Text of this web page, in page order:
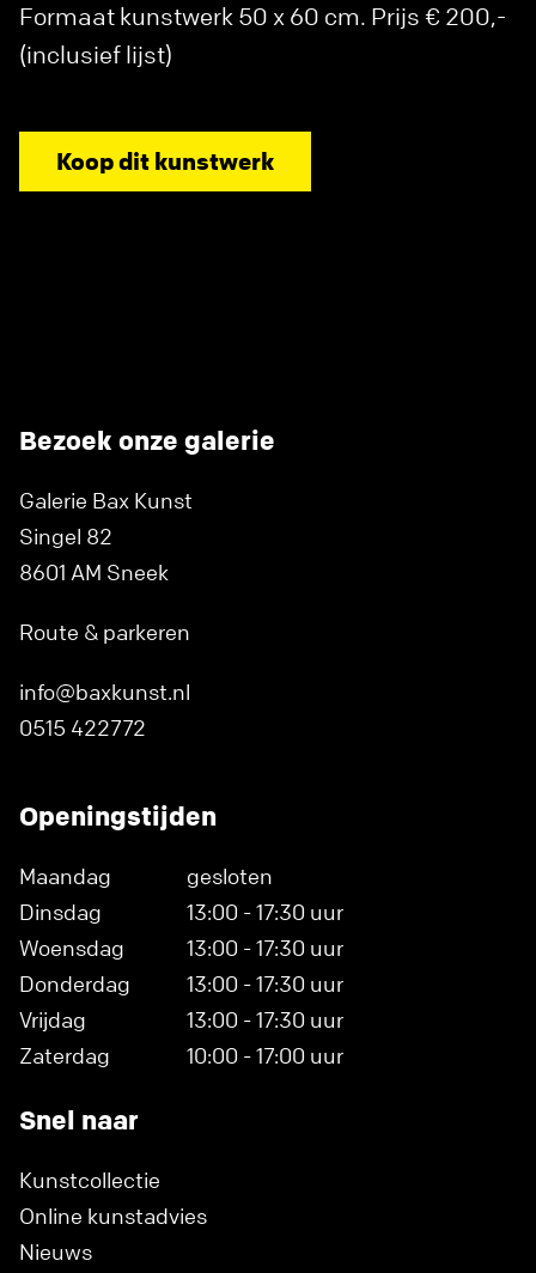
Formaat kunstwerk 50 x 60 cm. Prijs € 200,-
(inclusief lijst)
Koop dit kunstwerk
Bezoek onze galerie
Galerie Bax Kunst
Singel 82
8601 AM Sneek
Route & parkeren
info@baxkunst.nl
0515 422772
Openingstijden
Maandag
gesloten
Dinsdag
13:00 - 17:30 uur
Woensdag
13:00 - 17:30 uur
Donderdag
13:00 - 17:30 uur
Vrijdag
13:00 - 17:30 uur
Zaterdag
10:00 - 17:00 uur
Snel naar
Kunstcollectie
Online kunstadvies
Nieuws